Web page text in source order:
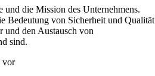
die Mission des Unternehmens.
Bedeutung von Sicherheit und Qualität
und den Austausch von
sind.
vor